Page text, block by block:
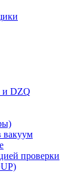
и DZQ
вакуум
проверки